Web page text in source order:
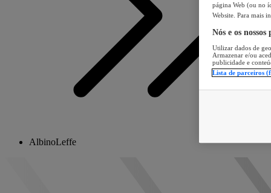
AlbinoLeffe
página Web (ou no
Website. Para mais
Nós e os
Utilizar dados de
Armazenar e/ou
publicidade e
Lista de parceiros